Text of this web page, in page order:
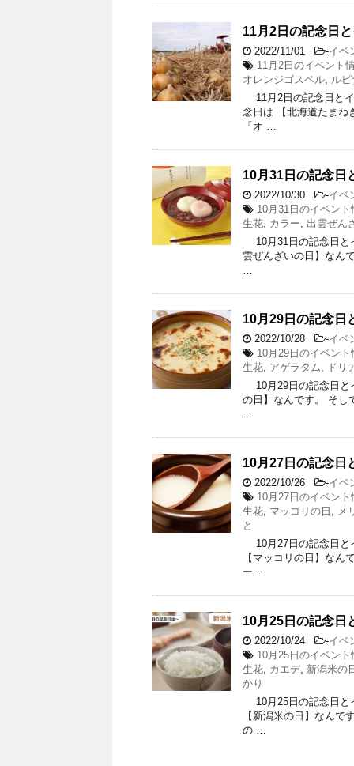
11月2日の記念日
2022/11/01 -イベ
11月2日のイベント
オレンジゴスペル, ルピ
11月2日の記念日とイ
念日は 【北海道たまね
「オ …
10月31日の記念日
2022/10/30 -イベ
10月31日のイベント
生花, カラー, 出雲ぜん
10月31日の記念日と
雲ぜんざいの日】なん
…
10月29日の記念日
2022/10/28 -イベ
10月29日のイベント
生花, アゲラタム, ドリ
10月29日の記念日と
の日】なんです。 そし
…
10月27日の記念日
2022/10/26 -イベ
10月27日のイベント
生花, マッコリの日 , メ
と
10月27日の記念日と
【マッコリの日】なん
ー …
10月25日の記念日
2022/10/24 -イベ
10月25日のイベント
生花, カエデ, 新潟米の
かり
10月25日の記念日と
【新潟米の日】なんで
の …